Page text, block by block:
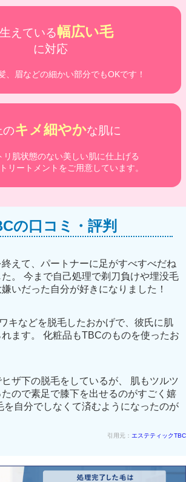
えている幅広い毛
に対応
、眉などの細かい部分でもOKです！
のキメ細やかな肌に
リ肌状態のない美しい肌に仕上げる
リートメントをご用意しています。
の口コミ・評判
えて、パートナーに足がすべすべだね
。 今まで自己処理で剃刀負けや埋没毛
いだった自分が好きになりました！
キなどを脱毛したおかげで、彼氏に肌
ます。 化粧品もTBCのものを使ったお
ザ下の脱毛をしているが、 肌もツルツ
ので素足で膝下を出せるのがすごく嬉
を自分でしなくて済むようになったのが
引用元： エステティックTBC